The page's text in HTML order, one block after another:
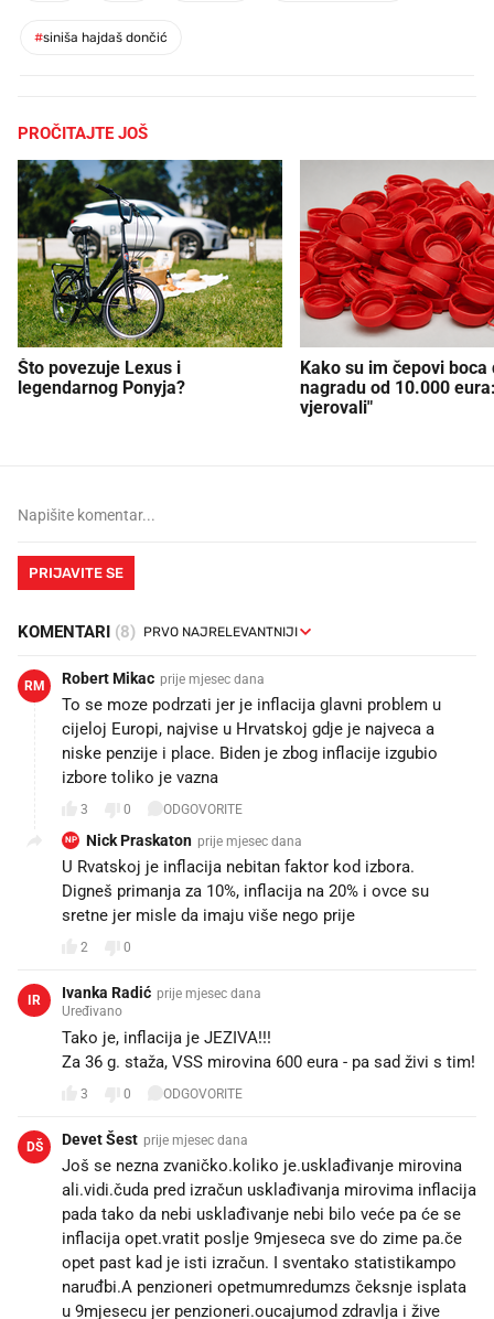
#siniša hajdaš dončić
PROČITAJTE JOŠ
Što povezuje Lexus i
legendarnog Ponyja?
Kako su im čepovi boca
nagradu od 10.000
vjerovali"
PRIJAVITE SE
KOMENTARI (8)
RM Robert Mikac prije mjesec dana
To se moze podrzati jer je inflacija glavni problem u
cijeloj Europi, najvise u Hrvatskoj gdje je najveca a
niske penzije i place. Biden je zbog inflacije izgubio
izbore toliko je vazna
3 0 ODGOVORITE
NP Nick Praskaton prije mjesec dana
U Rvatskoj je inflacija nebitan faktor kod izbora.
Digneš primanja za 10%, inflacija na 20% i ovce su
sretne jer misle da imaju više nego prije 😁
2 0
IR Ivanka Radić prije mjesec dana
Uređivano
Tako je, inflacija je JEZIVA!!!
Za 36 g. staža, VSS mirovina 600 eura - pa sad živi s tim!
3 0 ODGOVORITE
DŠ Devet Šest prije mjesec dana
Još se nezna zvaničko.koliko je.usklađivanje mirovina
ali.vidi.čuda pred izračun usklađivanja mirovima inflacija
pada tako da nebi usklađivanje nebi bilo veće pa će se
inflacija opet.vratit poslje 9mjeseca sve do zime pa.če
opet past kad je isti izračun. I sventako statistikampo
naruđbi.A penzioneri opetmumredumzs čeksnje isplata
u 9mjesecu jer penzioneri.oucajumod zdravlja i žive